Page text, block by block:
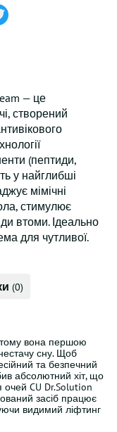
— це
створений
(пептиди,
у найглибші
мімічні
стимулює
втоми. Ідеально
для чутливої.
(0)
вона першою
сну. Щоб
та безпечний
абсолютний хіт, що
очей CU Dr.Solution
засіб працює
видимий ліфтинг